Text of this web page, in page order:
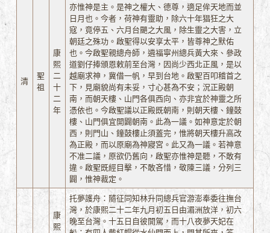
清
聖
祖
康
熙
二
十
二
年
亦惟神是主。是神之權大、德尊，適足侔天地而並
日月也。今者，荷神有靈助，除六十年猖狂之大
寇，竟停五、六月台颶之大風，除生靈之大害，立
朝廷之殊功。啟聖得以安享太平，皆尊神之默佑
也。今啟聖親總舟師，遴福寧州總兵黃大來、參政
道劉仔捧頒恩敕前至台灣，因尚少西北正風，是以
越廟求神，冀借一帆，早到台地。啟聖百叩稽首之
下，見廟貌尚有未妥，寸心甚為不安；況正殿朝
南，而朝天樓、山門各俱西向、亦非宜於神靈之所
憑依也。今啟聖議以正殿既朝南，則朝天樓、鐘鼓
樓、山門俱宜開闢朝南。此為一議。如神意定於朝
西，則門山、鐘鼓樓止須蓋完，惟將朝天樓升高改
為正殿，而以原廟為神寢宮。此又為一議。若神意
不准二議，原欲仍舊向，啟聖亦惟神是聽，不敢有
違。啟聖既經目擊，不敢吝惜，敬陳三議，分列三
闢，惟神裁定。
康
熙
托夢護舟：隨征同知林升同總兵官游澎奉委往撫台
灣，於康熙二十二年九月初五日由湄洲放洋，初六
晚至台灣。十五日自彼開駕，而十八夜夢天妃在